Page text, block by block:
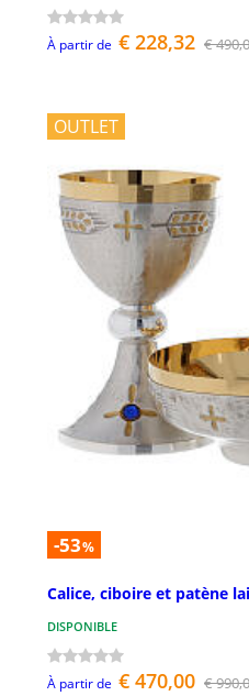
À partir de € 228,32 €
OUTLET
-53%
Calice, ciboire et patène
DISPONIBLE
À partir de € 470,00 €